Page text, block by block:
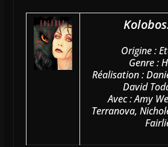
Kolobos
Origine :
Genre :
Réalisation :
David
Avec : Amy
Terranova,